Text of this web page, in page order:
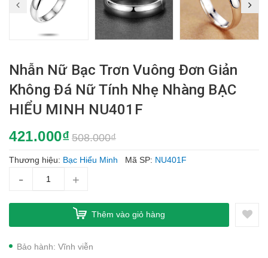
Nhẫn Nữ Bạc Trơn Vuông Đơn Giản
Không Đá Nữ Tính Nhẹ Nhàng BẠC
HIỂU MINH NU401F
421.000₫ 508.000₫
Thương hiệu: Bạc Hiểu Minh Mã SP: NU401F
- +
Thêm vào giỏ hàng
Bảo hành: Vĩnh viễn